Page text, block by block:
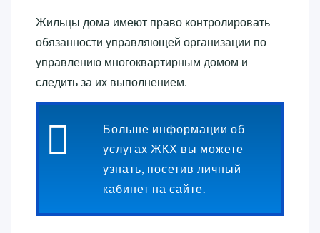
Жильцы дома имеют право контролировать
обязанности управляющей организации по
управлению многоквартирным домом и
следить за их выполнением.
Больше информации об
услугах ЖКХ вы можете
узнать, посетив личный
кабинет на сайте.